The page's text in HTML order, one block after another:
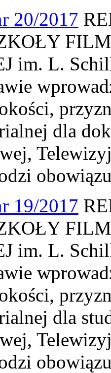
20/2017
im. L.
dla
19/2017
im. L.
dla